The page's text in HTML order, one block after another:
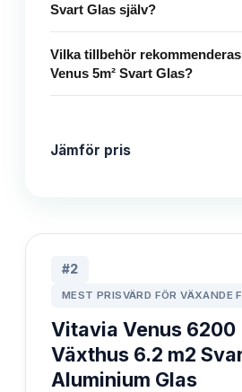
Svart Glas själv?
Vilka tillbehör
Venus 5m² Svart Glas?
Jämför pris
#2
MEST PRISVÄRD FÖR VÄXANDE
Vitavia Venus 6200
Växthus 6.2 m2
Aluminium Glas